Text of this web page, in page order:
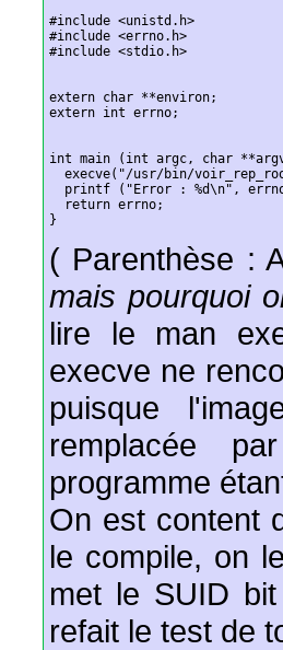
#include <unistd.h>
#include <errno.h>
#include <stdio.h>
extern char **environ;
extern int errno;
int main (int argc, char
execve("/usr/bin/
printf ("Error : %d\n",
  return errno;
( Parenthèse :
mais pourquoi
lire le man
execve ne
puisque
remplacée
programme
On est content
le compile, on
met le SUID
refait le test de